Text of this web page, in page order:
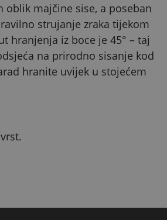
oblik majčine sise, a poseban
strujanje zraka tijekom
hranjenja iz boce je 45° – taj
na prirodno sisanje kod
hranite uvijek u stojećem